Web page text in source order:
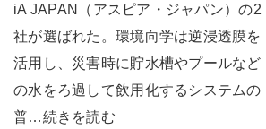
iA JAPAN（アスピア・ジャパン）の2
社が選ばれた。環境向学は逆浸透膜を
活用し、災害時に貯水槽やプールなど
の水をろ過して飲用化するシステムの
普…続きを読む